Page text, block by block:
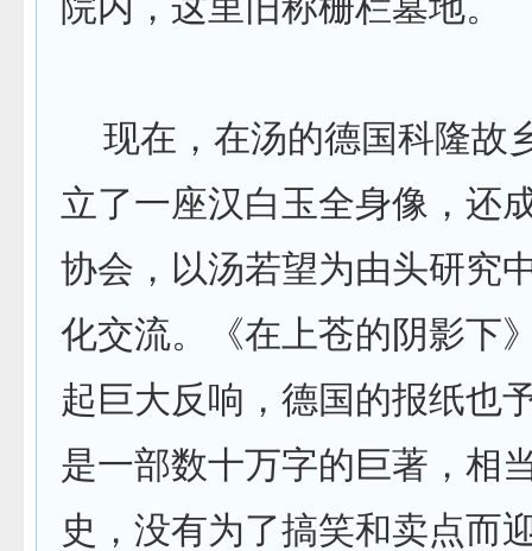
现在，在汤的德国科隆故
立了一座汉白玉全身像，还
协会，以汤若望为由头研究
化交流。《在上苍的阴影下
起巨大反响，德国的报纸也
是一部数十万字的巨著，相
史，没有为了搞笑和卖点而